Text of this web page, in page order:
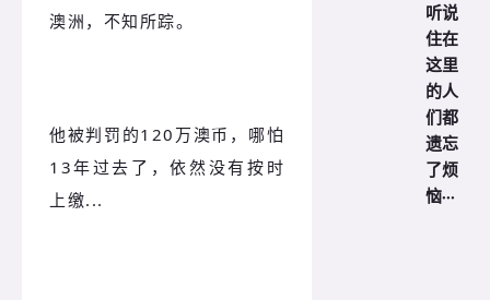
澳洲，不知所踪。
他被判罚的120万澳币，哪怕
13年过去了，依然没有按时
上缴...
听说
住在
这里
的人
们都
遗忘
了烦
恼···